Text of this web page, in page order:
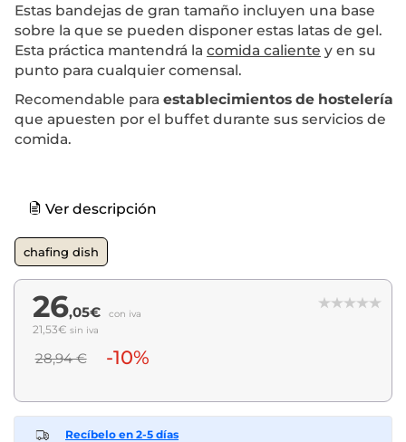
Estas bandejas de gran tamaño incluyen una base
sobre la que se pueden disponer estas latas de gel.
Esta práctica mantendrá la comida caliente y en su
punto para cualquier comensal.
Recomendable para establecimientos de hostelería
que apuesten por el buffet durante sus servicios de
comida.
Ver descripción
chafing dish
26,05€ con iva
21,53€ sin iva
28,94 € -10%
Recíbelo en 2-5 días